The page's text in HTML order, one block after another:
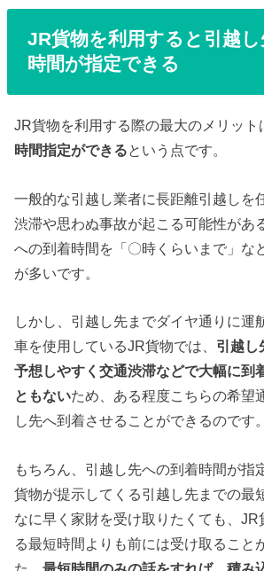
JR貨物を利用すると引越
時間が指定できる
JR貨物を利用する際の最大のメリット
時間指定ができるという点です。
一般的な引越し業者に長距離引越しを
渋滞や思わぬ事故が起こる可能性があ
への到着時間を「〇時くらいまで」な
が多いです。
しかし、引越し先までダイヤ通りに運
車を使用しているJR貨物では、 引越し
予想しやすく交通渋滞などで大幅に到
ともないため、ある程度こちらの希望
し先へ到着させることができるのです。
もちろん、引越し先への到着時間が指
貨物が提示してくる引越し先までの最
なに早く家財を受け取りたくても、JR
る最短時間よりも前には受け取ること